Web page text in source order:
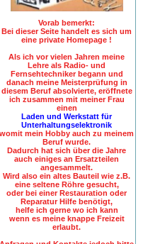
Vorab bemerkt:
Bei dieser Seite handelt es sich um
eine private Homepage !
Als ich vor vielen Jahren meine
Lehre als Radio- und
Fernsehtechniker begann und
danach meine Meisterprüfung in
diesem Beruf absolvierte, eröffnete
ich zusammen mit meiner Frau
einen
Laden und Werkstatt für
Unterhaltungselektronik
womit mein Hobby auch zu meinem
Beruf wurde.
Dadurch hat sich über die Jahre
auch einiges an Ersatzteilen
angesammelt.
Wird also ein altes Bauteil wie z.B.
eine seltene Röhre gesucht,
oder bei einer Restauration oder
Reparatur Hilfe benötigt,
helfe ich gerne wo ich kann
wenn es meine knappe Freizeit
erlaubt.